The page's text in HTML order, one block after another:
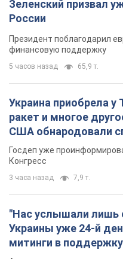
Зеленский призвал
России
Президент поблагодарил
финансовую поддержку
5 часов назад 65,9 т.
Украина приобрела у
ракет и многое
США обнародовали
Госдеп уже
Конгресс
3 часа назад 7,9 т.
"Нас услышали лишь
Украины уже 24-й
митинги в